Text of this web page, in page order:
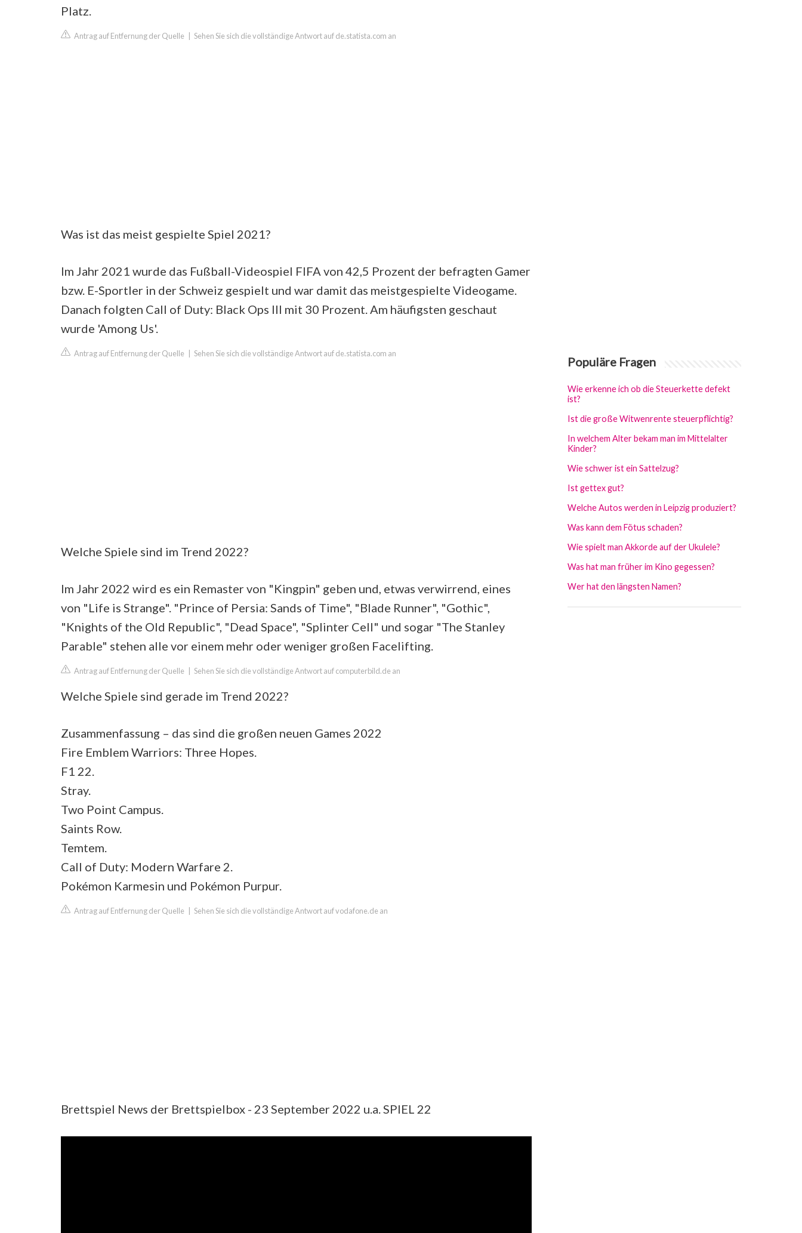
Platz.
Antrag auf Entfernung der Quelle Sehen Sie sich die vollständige Antwort auf de.statista.com an
Was ist das meist gespielte Spiel 2021?
Im Jahr 2021 wurde das Fußball-Videospiel FIFA von 42,5 Prozent der befragten Gamer
bzw. E-Sportler in der Schweiz gespielt und war damit das meistgespielte Videogame.
Danach folgten Call of Duty: Black Ops III mit 30 Prozent. Am häufigsten geschaut
wurde 'Among Us'.
Antrag auf Entfernung der Quelle Sehen Sie sich die vollständige Antwort auf de.statista.com an
Welche Spiele sind im Trend 2022?
Im Jahr 2022 wird es ein Remaster von "Kingpin" geben und, etwas verwirrend, eines
von "Life is Strange". "Prince of Persia: Sands of Time", "Blade Runner", "Gothic",
"Knights of the Old Republic", "Dead Space", "Splinter Cell" und sogar "The Stanley
Parable" stehen alle vor einem mehr oder weniger großen Facelifting.
Antrag auf Entfernung der Quelle Sehen Sie sich die vollständige Antwort auf computerbild.de an
Welche Spiele sind gerade im Trend 2022?
Zusammenfassung – das sind die großen neuen Games 2022
Fire Emblem Warriors: Three Hopes.
F1 22.
Stray.
Two Point Campus.
Saints Row.
Temtem.
Call of Duty: Modern Warfare 2.
Pokémon Karmesin und Pokémon Purpur.
Antrag auf Entfernung der Quelle Sehen Sie sich die vollständige Antwort auf vodafone.de an
Brettspiel News der Brettspielbox - 23 September 2022 u.a. SPIEL 22
Populäre Fragen
Wie erkenne ich ob die Steuerkette defekt
ist?
Ist die große Witwenrente steuerpflichtig?
In welchem Alter bekam man im Mittelalter
Kinder?
Wie schwer ist ein Sattelzug?
Ist gettex gut?
Welche Autos werden in Leipzig produziert?
Was kann dem Fötus schaden?
Wie spielt man Akkorde auf der Ukulele?
Was hat man früher im Kino gegessen?
Wer hat den längsten Namen?